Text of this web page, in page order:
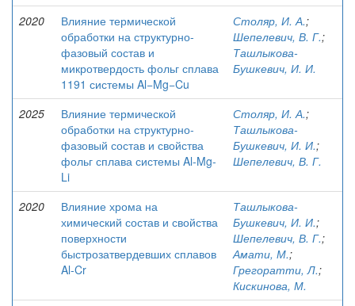
2020
Влияние термической
обработки на структурно-
фазовый состав и
микротвердость фольг сплава
1191 системы Al−Mg−Cu
Столяр, И. А.;
Шепелевич, В. Г.;
Ташлыкова-
Бушкевич, И. И.
2025
Влияние термической
обработки на структурно-
фазовый состав и свойства
фольг сплава системы Al-Mg-
Li
Столяр, И. А.;
Ташлыкова-
Бушкевич, И. И.;
Шепелевич, В. Г.
2020
Влияние хрома на
химический состав и свойства
поверхности
быстрозатвердевших сплавов
Al-Cr
Ташлыкова-
Бушкевич, И. И.;
Шепелевич, В. Г.;
Амати, М.;
Грегоратти, Л.;
Кискинова, М.